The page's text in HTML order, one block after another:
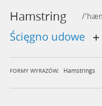
Hamstring /
ścięgno udowe
FORMY WYRAZÓW: Hamstrings